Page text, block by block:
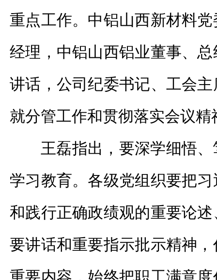
重点工作。中铝山西新材料
经理，中铝山西铝业董事、
讲话，公司纪委书记、工会
就分管工作和贯彻落实会议精
王磊指出，要深学细悟
学习教育。各级党组织要把
和践行正确政绩观的重要论
要讲话和重要指示批示精神